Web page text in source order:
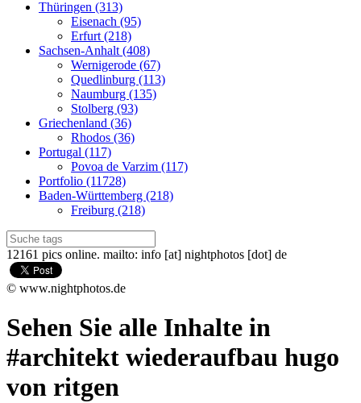
Thüringen (313)
Eisenach (95)
Erfurt (218)
Sachsen-Anhalt (408)
Wernigerode (67)
Quedlinburg (113)
Naumburg (135)
Stolberg (93)
Griechenland (36)
Rhodos (36)
Portugal (117)
Povoa de Varzim (117)
Portfolio (11728)
Baden-Württemberg (218)
Freiburg (218)
12161 pics online. mailto: info [at] nightphotos [dot] de
© www.nightphotos.de
Sehen Sie alle Inhalte in
#architekt wiederaufbau hugo
von ritgen